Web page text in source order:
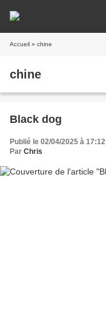
Accueil » chine
chine
Black dog
Publié le 02/04/2025 à 17:12
Par Chris